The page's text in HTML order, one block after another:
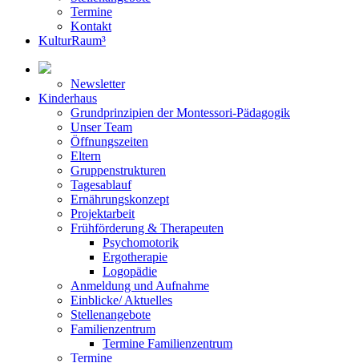
Termine
Kontakt
KulturRaum³
Newsletter
Kinderhaus
Grundprinzipien der Montessori-Pädagogik
Unser Team
Öffnungszeiten
Eltern
Gruppenstrukturen
Tagesablauf
Ernährungskonzept
Projektarbeit
Frühförderung & Therapeuten
Psychomotorik
Ergotherapie
Logopädie
Anmeldung und Aufnahme
Einblicke/ Aktuelles
Stellenangebote
Familienzentrum
Termine Familienzentrum
Termine